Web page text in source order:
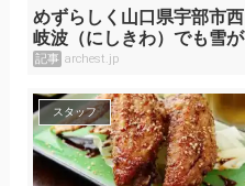
めずらしく山口県宇部市西
岐波（にしきわ）でも雪が
降りました！
記事 archest.jp
スタッフ